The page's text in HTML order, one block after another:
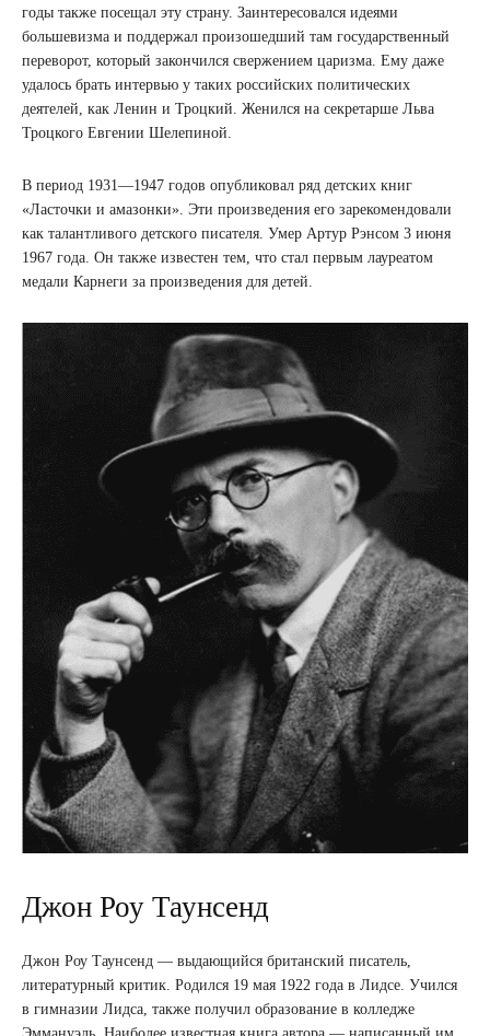
годы также посещал эту страну. Заинтересовался идеями
большевизма и поддержал произошедший там государственный
переворот, который закончился свержением царизма. Ему даже
удалось брать интервью у таких российских политических
деятелей, как Ленин и Троцкий. Женился на секретарше Льва
Троцкого Евгении Шелепиной.
В период 1931―1947 годов опубликовал ряд детских книг
«Ласточки и амазонки». Эти произведения его зарекомендовали
как талантливого детского писателя. Умер Артур Рэнсом 3 июня
1967 года. Он также известен тем, что стал первым лауреатом
медали Карнеги за произведения для детей.
Джон Роу Таунсенд
Джон Роу Таунсенд ― выдающийся британский писатель,
литературный критик. Родился 19 мая 1922 года в Лидсе. Учился
в гимназии Лидса, также получил образование в колледже